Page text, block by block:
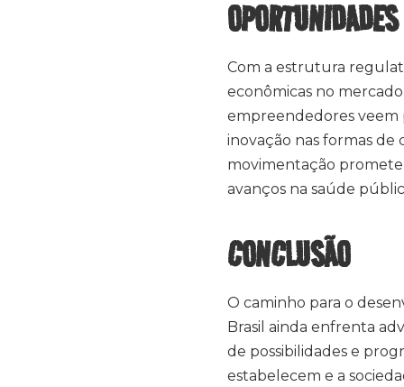
Com a estrutura
econômicas no
empreendedores veem
inovação nas formas de
movimentação promete
avanços na saúde
CONCLUSÃO
O caminho para o
Brasil ainda enfrenta
de possibilidades e
estabelecem e a